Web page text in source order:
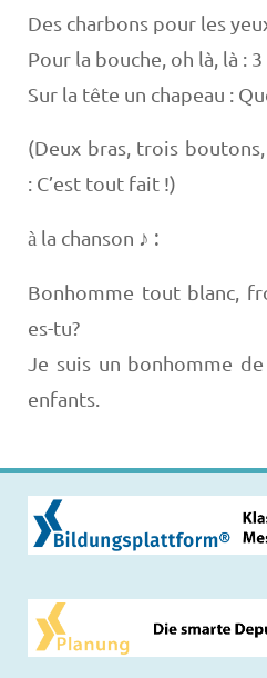
Des charbons pour les
Pour la bouche, oh là, là :
Sur la tête un chapeau :
(Deux bras, trois
: C’est tout fait !)
à la chanson ♪ :
Bonhomme tout blanc,
es-tu?
Je suis un bonhomme
enfants.